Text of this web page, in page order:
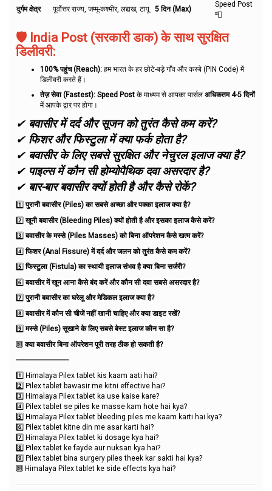
दुर्गम क्षेत्र पूर्वोत्तर राज्य, जम्मू-कश्मीर, लद्दाख, टापू 5 दिन (Max)
Speed Post
📮
🛡️ India Post (सरकारी डाक) के साथ सुरक्षित
डिलीवरी:
100% पहुंच (Reach): हम भारत के हर छोटे-बड़े गाँव और कस्बे (PIN Code) में
डिलीवरी करते हैं।
तेज़ सेवा (Fastest): Speed Post के माध्यम से आपका पार्सल अधिकतम 4-5 दिनों
में आपके द्वार पर होगा।
✔ बवासीर में दर्द और सूजन को तुरंत कैसे कम करें?
✔ फिशर और फिस्टुला में क्या फर्क होता है?
✔ बवासीर के लिए सबसे सुरक्षित और नेचुरल इलाज क्या है?
✔ पाइल्स में कौन सी होम्योपैथिक दवा असरदार है?
✔ बार-बार बवासीर क्यों होती है और कैसे रोकें?
1️⃣पुरानी बवासीर (Piles) का सबसे अच्छा और पक्का इलाज क्या है?
2️⃣खूनी बवासीर (Bleeding Piles) क्यों होती है और इसका इलाज कैसे करें?
3️⃣बवासीर के मस्से (Piles Masses) को बिना ऑपरेशन कैसे खत्म करें?
4️⃣फिशर (Anal Fissure) में दर्द और जलन को तुरंत कैसे कम करें?
5️⃣फिस्टुला (Fistula) का स्थायी इलाज संभव है क्या बिना सर्जरी?
6️⃣बवासीर में खून आना कैसे बंद करें और कौन सी दवा सबसे असरदार है?
7️⃣पुरानी बवासीर का घरेलू और मेडिकल इलाज क्या है?
8️⃣बवासीर में कौन सी चीजें नहीं खानी चाहिए और क्या डाइट रखें?
9️⃣मस्से (Piles) सूखाने के लिए सबसे बेस्ट इलाज कौन सा है?
🔟क्या बवासीर बिना ऑपरेशन पूरी तरह ठीक हो सकती है?
-----------------------------
1️⃣ Himalaya Pilex tablet kis kaam aati hai?
2️⃣ Pilex tablet bawasir me kitni effective hai?
3️⃣ Himalaya Pilex tablet ka use kaise kare?
4️⃣ Pilex tablet se piles ke masse kam hote hai kya?
5️⃣ Himalaya Pilex tablet bleeding piles me kaam karti hai kya?
6️⃣ Pilex tablet kitne din me asar karti hai?
7️⃣ Himalaya Pilex tablet ki dosage kya hai?
8️⃣ Pilex tablet ke fayde aur nuksan kya hai?
9️⃣ Pilex tablet bina surgery piles theek kar sakti hai kya?
🔟 Himalaya Pilex tablet ke side effects kya hai?